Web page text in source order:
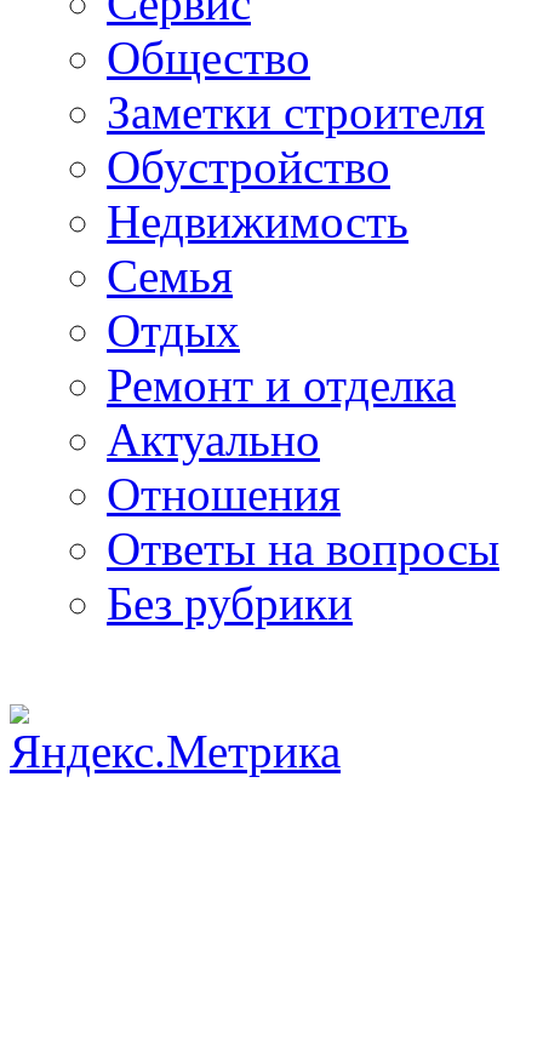
Общество
Заметки строителя
Обустройство
Недвижимость
Семья
Отдых
Ремонт и отделка
Актуально
Отношения
Ответы на вопросы
Без рубрики